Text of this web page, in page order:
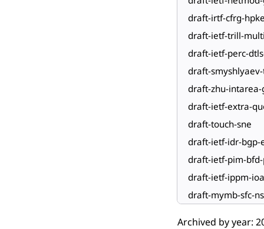
draft-irtf-cfrg-
draft-ietf-trill-
draft-ietf-perc-
draft-
draft-zhu-
draft-ietf-extra-
draft-touch-sne
draft-ietf-idr-bgp-
draft-ietf-pim-
draft-ietf-ippm-
draft-mymb-sfc-
Archived by year: